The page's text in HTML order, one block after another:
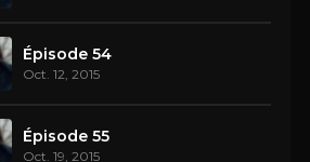
Épisode 54
Oct. 12, 2015
Épisode 55
Oct. 19, 2015